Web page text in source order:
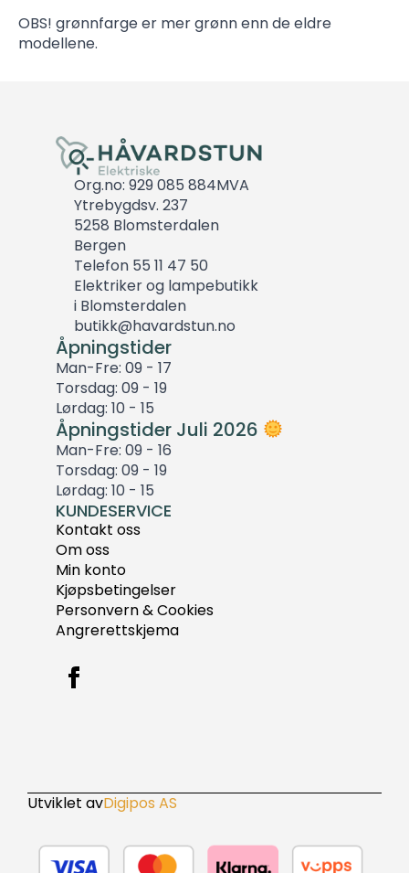
OBS! grønnfarge er mer grønn enn de eldre
modellene.
Org.no: 929 085 884MVA
Ytrebygdsv. 237
5258 Blomsterdalen
Bergen
Telefon 55 11 47 50
Elektriker og lampebutikk
i Blomsterdalen
butikk@havardstun.no
Åpningstider
Man-Fre: 09 - 17
Torsdag: 09 - 19
Lørdag: 10 - 15
Åpningstider Juli 2026
Man-Fre: 09 - 16
Torsdag: 09 - 19
Lørdag: 10 - 15
KUNDESERVICE
Kontakt oss
Om oss
Min konto
Kjøpsbetingelser
Personvern & Cookies
Angrerettskjema
Utviklet avDigipos AS